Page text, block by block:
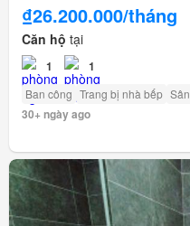
₫26.200.000/tháng
Căn hộ tại
1 1
Ban công Trang bị nhà bếp Sân
30+ ngày ago